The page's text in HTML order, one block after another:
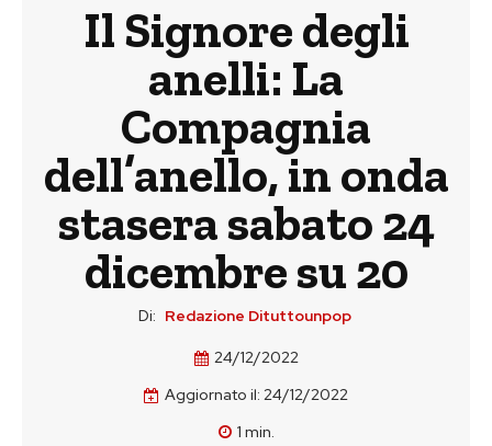
Il Signore degli
anelli: La
Compagnia
dell’anello, in onda
stasera sabato 24
dicembre su 20
Di: Redazione Dituttounpop
24/12/2022
Aggiornato il: 24/12/2022
1 min.